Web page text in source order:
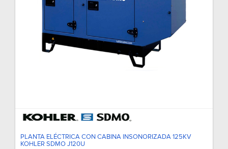
PLANTA ELÉCTRICA CON CABINA INSONORIZADA 125KV
KOHLER SDMO J120U